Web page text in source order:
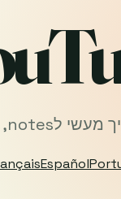
Español